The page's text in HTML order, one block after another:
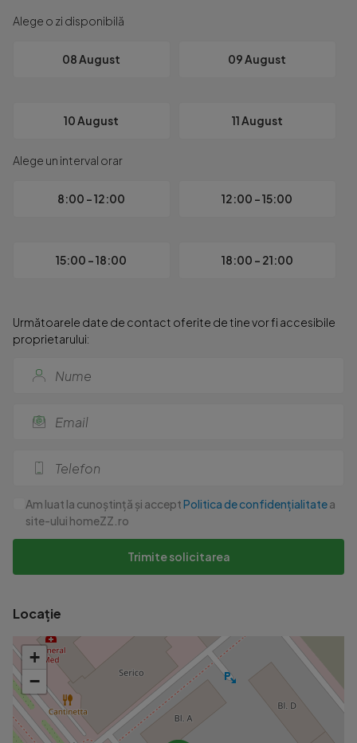
Alege o zi disponibilă
08 August 09 August
10 August 11 August
Alege un interval orar
8:00 - 12:00 12:00 - 15:00
15:00 - 18:00 18:00 - 21:00
Următoarele date de contact oferite de tine vor fi accesibile
proprietarului:
Am luat la cunoștință și acceptPolitica de confidențialitatea
site-ului homeZZ.ro
Trimite solicitarea
Locație
+
−